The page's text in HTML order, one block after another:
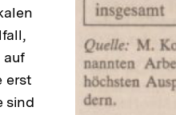
auf
erst
sind